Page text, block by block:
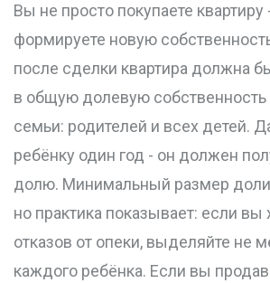
Вы не просто покупаете квартиру
формируете новую
после сделки квартира должна
в общую долевую собственность
семьи: родителей и всех детей.
ребёнку один год - он должен
долю. Минимальный размер доли
но практика показывает: если вы
отказов от опеки, выделяйте не
каждого ребёнка. Если вы